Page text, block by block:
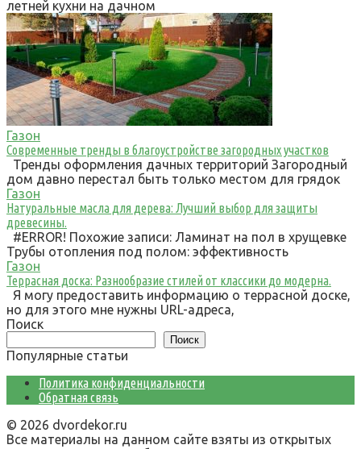
летней кухни на дачном
Газон
Современные тренды в благоустройстве загородных участков
Тренды оформления дачных территорий Загородный
дом давно перестал быть только местом для грядок
Газон
Натуральные масла для дерева: Лучший выбор для защиты
древесины.
#ERROR! Похожие записи: Ламинат на пол в хрущевке
Трубы отопления под полом: эффективность
Газон
Террасная доска: Разнообразие стилей от классики до модерна.
Я могу предоставить информацию о террасной доске,
но для этого мне нужны URL-адреса,
Поиск
Поиск
Популярные статьи
Политика конфиденциальности
Обратная связь
© 2026 dvordekor.ru
Все материалы на данном сайте взяты из открытых